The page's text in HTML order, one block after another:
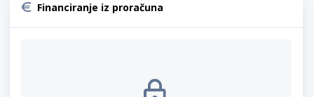
Financiranje iz proračuna